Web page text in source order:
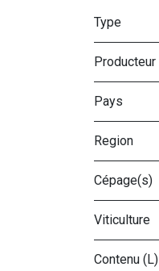
Type
Producteur
Pays
Region
Cépage(s)
Viticulture
Contenu (L)